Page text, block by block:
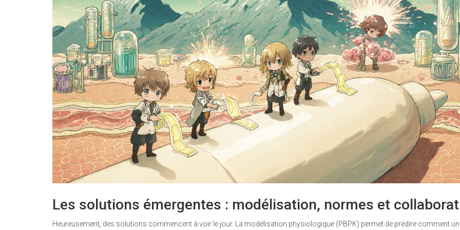
Les solutions émergentes : modélisation, normes et
Heureusement, des solutions commencent à voir le jour. La modélisation physiologique (PBPK) permet de prédire comment un